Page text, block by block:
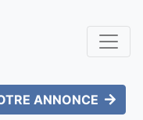
ANNONCE